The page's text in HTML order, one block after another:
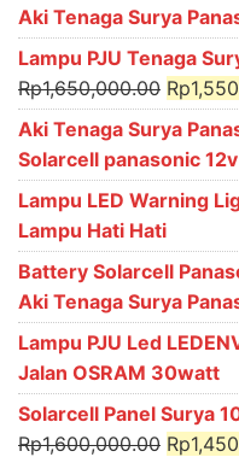
Aki Tenaga Surya
Lampu PJU Tenaga
Rp1,650,000.00 Original
price
was:
Rp
Aki Tenaga Surya
Solarcell panasonic
Lampu LED Warning
Lampu Hati Hati
Battery Solarcell
Aki Tenaga Surya
Lampu PJU Led
Jalan OSRAM 30watt
Solarcell Panel Surya
Rp1,600,000.00 Original
Rp